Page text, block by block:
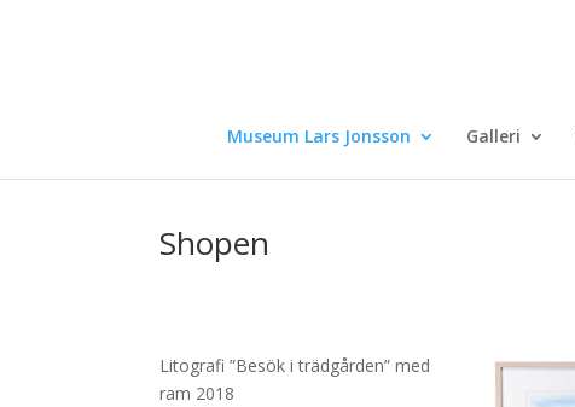
Museum Lars Jonsson Galleri
Shopen
Litografi ”Besök i trädgården” med
ram 2018